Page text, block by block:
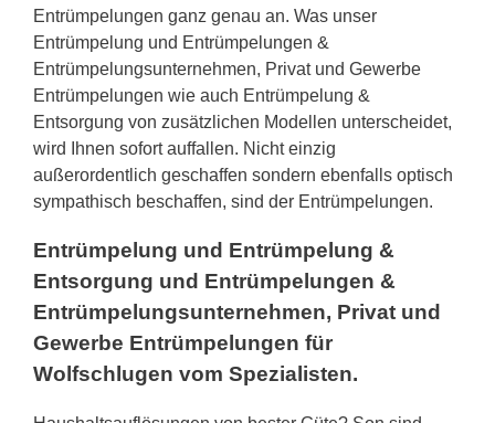
Entrümpelungen ganz genau an. Was unser
Entrümpelung und Entrümpelungen &
Entrümpelungsunternehmen, Privat und Gewerbe
Entrümpelungen wie auch Entrümpelung &
Entsorgung von zusätzlichen Modellen unterscheidet,
wird Ihnen sofort auffallen. Nicht einzig
außerordentlich geschaffen sondern ebenfalls optisch
sympathisch beschaffen, sind der Entrümpelungen.
Entrümpelung und Entrümpelung &
Entsorgung und Entrümpelungen &
Entrümpelungsunternehmen, Privat und
Gewerbe Entrümpelungen für
Wolfschlugen vom Spezialisten.